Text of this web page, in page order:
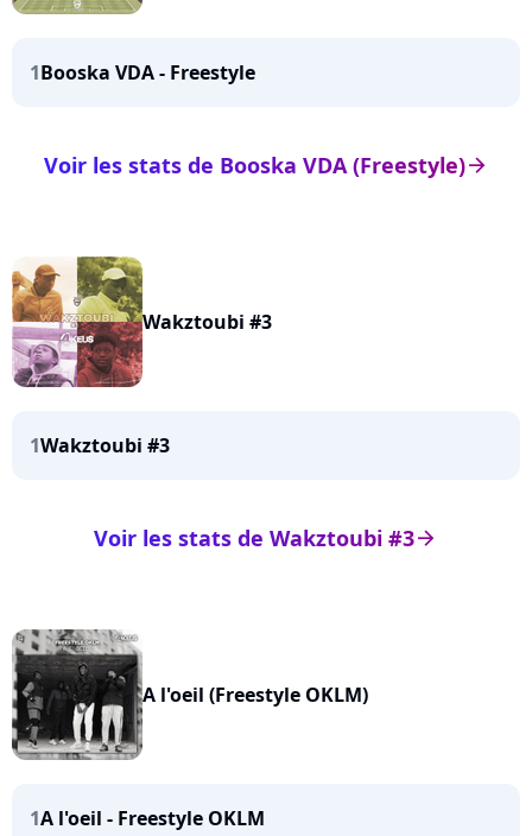
1Booska VDA - Freestyle
arrow_right
Voir les stats de Booska VDA (Freestyle)
Wakztoubi #3
1Wakztoubi #3
arrow_right
Voir les stats de Wakztoubi #3
A l'oeil (Freestyle OKLM)
1A l'oeil - Freestyle OKLM